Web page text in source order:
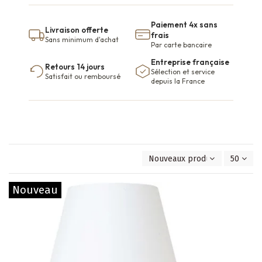
Livraison offerte
Sans minimum d'achat
Paiement 4x sans
frais
Par carte bancaire
Retours 14 jours
Satisfait ou remboursé
Entreprise française
Sélection et service
depuis la France
Nouveaux produits en50
Nouveau